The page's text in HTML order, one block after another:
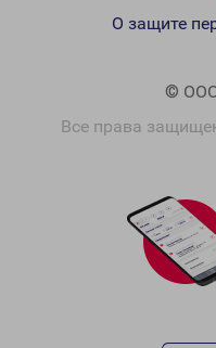
©
Все права
О защите